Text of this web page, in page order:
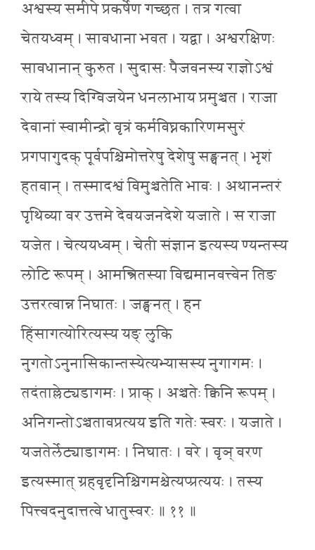
अश्वस्य समीपे प्रकर्षेण गच्छत । तत्र गत्वा
चेतयध्वम् । सावधाना भवत । यद्वा । अश्वरक्षिणः
सावधानान् कुरुत । सुदासः पैजवनस्य राज्ञोऽश्वं
राये तस्य दिग्विजयेन धनलाभाय प्रमुञ्चत । राजा
देवानां स्वामीन्द्रो वृत्रं कर्मविघ्नकारिणमसुरं
प्रगपागुदक् पूर्वपश्चिमोत्तरेषु देशेषु सङ्घनत् । भृशं
हतवान् । तस्मादश्वं विमुञ्चतेति भावः । अथानन्तरं
पृथिव्या वर उत्तमे देवयजनदेशे यजाते । स राजा
यजेत । चेत्ययध्वम् । चेती संज्ञान इत्यस्य ण्यन्तस्य
लोटि रूपम् । आमन्त्रितस्या विद्यमानवत्त्वेन तिङ
उत्तरत्वान्न निघातः । जङ्घनत् । हन
हिंसागत्योरित्यस्य यङ् लुकि
नुगतोऽनुनासिकान्तस्येत्यभ्यासस्य नुगागमः ।
तदंताल्लेट्यडागमः । प्राक् । अञ्चतेः क्विनि रूपम् ।
अनिगन्तोऽञ्चतावप्रत्यय इति गतेः स्वरः । यजाते ।
यजतेर्लेट्याडागमः । निघातः । वरे । वृञ् वरण
इत्यस्मात् ग्रहवृदृनिश्चिगमश्चेत्यप्प्रत्ययः । तस्य
पित्त्वदनुदात्तत्वे धातुस्वरः ॥ ११ ॥